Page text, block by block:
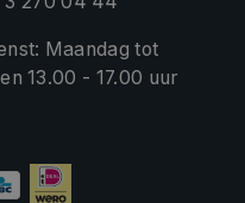
Maandag tot
13.00 - 17.00 uur